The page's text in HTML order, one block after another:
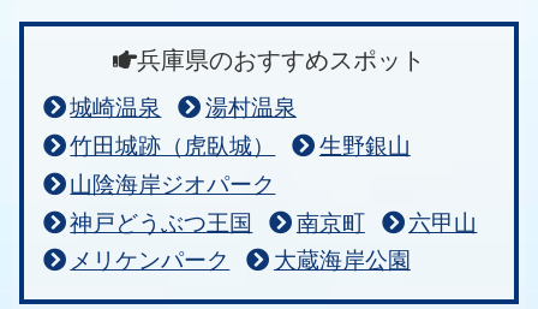
兵庫県のおすすめスポット
城崎温泉
湯村温泉
竹田城跡（虎臥城）
生野銀山
山陰海岸ジオパーク
神戸どうぶつ王国
南京町
六甲山
メリケンパーク
大蔵海岸公園